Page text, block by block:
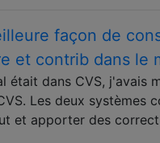
façon de
et contrib dans le
était dans CVS, j'avais
Les deux systèmes
et apporter des